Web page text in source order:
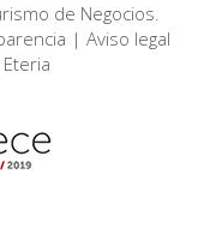
de Negocios.
|Aviso legal
Eteria